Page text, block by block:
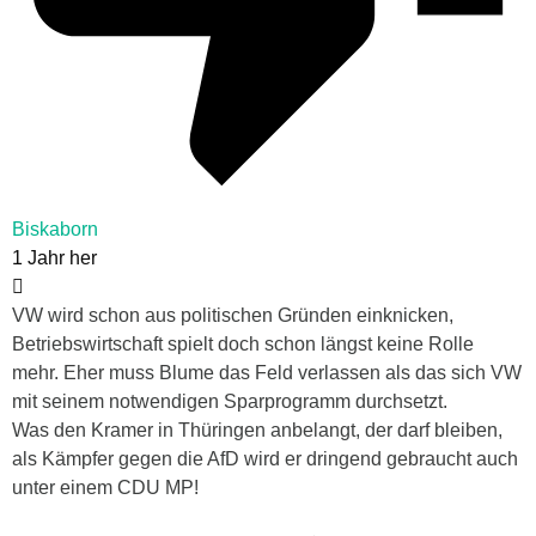
Biskaborn
1 Jahr her
VW wird schon aus politischen Gründen einknicken,
Betriebswirtschaft spielt doch schon längst keine Rolle
mehr. Eher muss Blume das Feld verlassen als das sich VW
mit seinem notwendigen Sparprogramm durchsetzt.
Was den Kramer in Thüringen anbelangt, der darf bleiben,
als Kämpfer gegen die AfD wird er dringend gebraucht auch
unter einem CDU MP!